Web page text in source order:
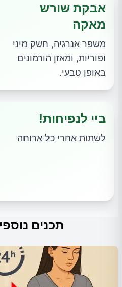
אבקת שורש
מאקה
משפר אנרגיה, חשק מיני
ופוריות, ומאזן הורמונים
באופן טבעי.
ביי לנפיחות!
לשתות אחרי כל ארוחה
תכנים